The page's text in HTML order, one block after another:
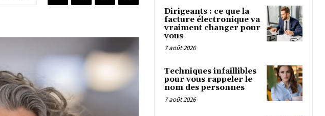
Dirigeants : ce que la
facture électronique va
vraiment changer pour
vous
7 août 2026
Techniques infaillibles
pour vous rappeler le
nom des personnes
7 août 2026